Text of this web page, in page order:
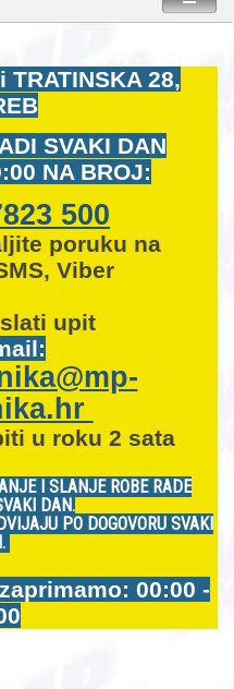
TRATINSKA 28,
SVAKI DAN
NA BROJ:
500
poruku na
Viber
upit
u roku 2 sata
I SLANJE ROBE RADE
DAN.
PO DOGOVORU SVAKI
00:00 -